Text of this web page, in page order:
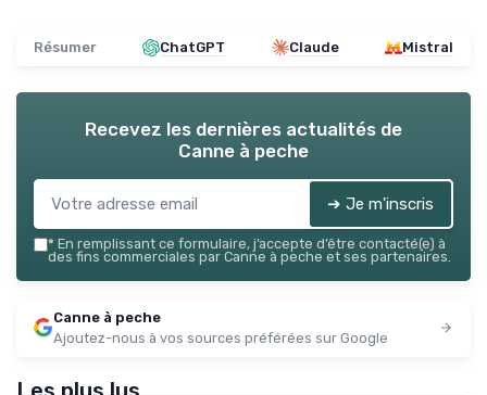
Résumer ChatGPT Claude Mistral
Recevez les dernières actualités de
Canne à peche
➔ Je m'inscris
* En remplissant ce formulaire, j’accepte d’être contacté(e) à
des fins commerciales par Canne à peche et ses partenaires.
Canne à peche
Ajoutez-nous à vos sources préférées sur Google